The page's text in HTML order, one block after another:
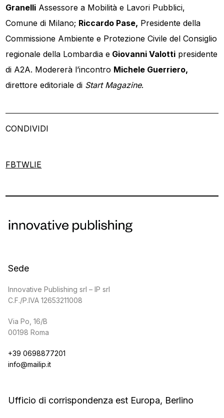
Granelli Assessore a Mobilità e Lavori Pubblici,
Comune di Milano; Riccardo Pase, Presidente della
Commissione Ambiente e Protezione Civile del Consiglio
regionale della Lombardia e Giovanni Valotti presidente
di A2A. Modererà l’incontro Michele Guerriero,
direttore editoriale di Start Magazine.
CONDIVIDI
FBTWLIE
Sede
Innovative Publishing srl – IP srl
C.F./P.IVA 12653211008
Via Po, 16/B
00198 Roma
+39 0698877201
info@mailip.it
Ufficio di corrispondenza est Europa, Berlino